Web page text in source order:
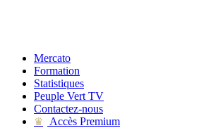
Mercato
Formation
Statistiques
Peuple Vert TV
Contactez-nous
♛
Accès Premium